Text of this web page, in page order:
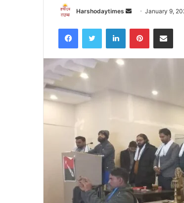
Harshodaytimes
Send
email
January 9,
FacebookTwitter LinkedInPinterestShare via Email